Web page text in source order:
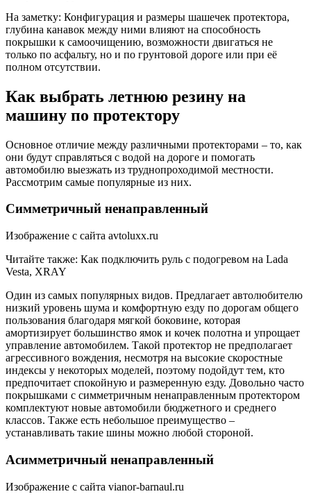
На заметку: Конфигурация и размеры шашечек протектора,
глубина канавок между ними влияют на способность
покрышки к самоочищению, возможности двигаться не
только по асфальту, но и по грунтовой дороге или при её
полном отсутствии.
Как выбрать летнюю резину на
машину по протектору
Основное отличие между различными протекторами – то, как
они будут справляться с водой на дороге и помогать
автомобилю выезжать из труднопроходимой местности.
Рассмотрим самые популярные из них.
Симметричный ненаправленный
Изображение с сайта avtoluxx.ru
Читайте также: Как подключить руль с подогревом на Lada
Vesta, XRAY
Один из самых популярных видов. Предлагает автолюбителю
низкий уровень шума и комфортную езду по дорогам общего
пользования благодаря мягкой боковине, которая
амортизирует большинство ямок и кочек полотна и упрощает
управление автомобилем. Такой протектор не предполагает
агрессивного вождения, несмотря на высокие скоростные
индексы у некоторых моделей, поэтому подойдут тем, кто
предпочитает спокойную и размеренную езду. Довольно часто
покрышками с симметричным ненаправленным протектором
комплектуют новые автомобили бюджетного и среднего
классов. Также есть небольшое преимущество –
устанавливать такие шины можно любой стороной.
Асимметричный ненаправленный
Изображение с сайта vianor-barnaul.ru